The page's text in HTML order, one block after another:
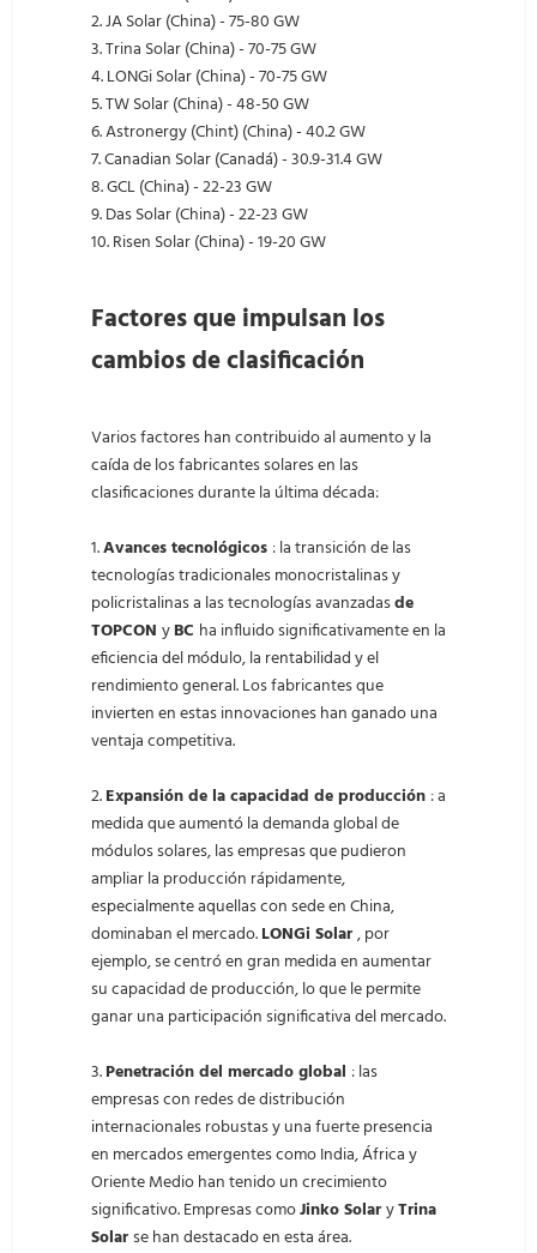
2. JA Solar (China) - 75-80 GW
3. Trina Solar (China) - 70-75 GW
4. LONGi Solar (China) - 70-75 GW
5. TW Solar (China) - 48-50 GW
6. Astronergy (Chint) (China) - 40.2 GW
7. Canadian Solar (Canadá) - 30.9-31.4 GW
8. GCL (China) - 22-23 GW
9. Das Solar (China) - 22-23 GW
10. Risen Solar (China) - 19-20 GW
Factores que impulsan los
cambios de clasificación
Varios factores han contribuido al aumento y la
caída de los fabricantes solares en las
clasificaciones durante la última década:
1.Avances tecnológicos : la transición de las
tecnologías tradicionales monocristalinas y
policristalinas a las tecnologías avanzadasde
TOPCON yBC ha influido significativamente en la
eficiencia del módulo, la rentabilidad y el
rendimiento general. Los fabricantes que
invierten en estas innovaciones han ganado una
ventaja competitiva.
2.Expansión de la capacidad de producción : a
medida que aumentó la demanda global de
módulos solares, las empresas que pudieron
ampliar la producción rápidamente,
especialmente aquellas con sede en China,
dominaban el mercado.LONGi Solar, por
ejemplo, se centró en gran medida en aumentar
su capacidad de producción, lo que le permite
ganar una participación significativa del mercado.
3.Penetración del mercado global : las
empresas con redes de distribución
internacionales robustas y una fuerte presencia
en mercados emergentes como India, África y
Oriente Medio han tenido un crecimiento
significativo. Empresas comoJinko SolaryTrina
Solarse han destacado en esta área.